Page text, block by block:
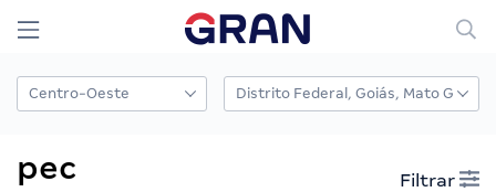
pec Filtrar